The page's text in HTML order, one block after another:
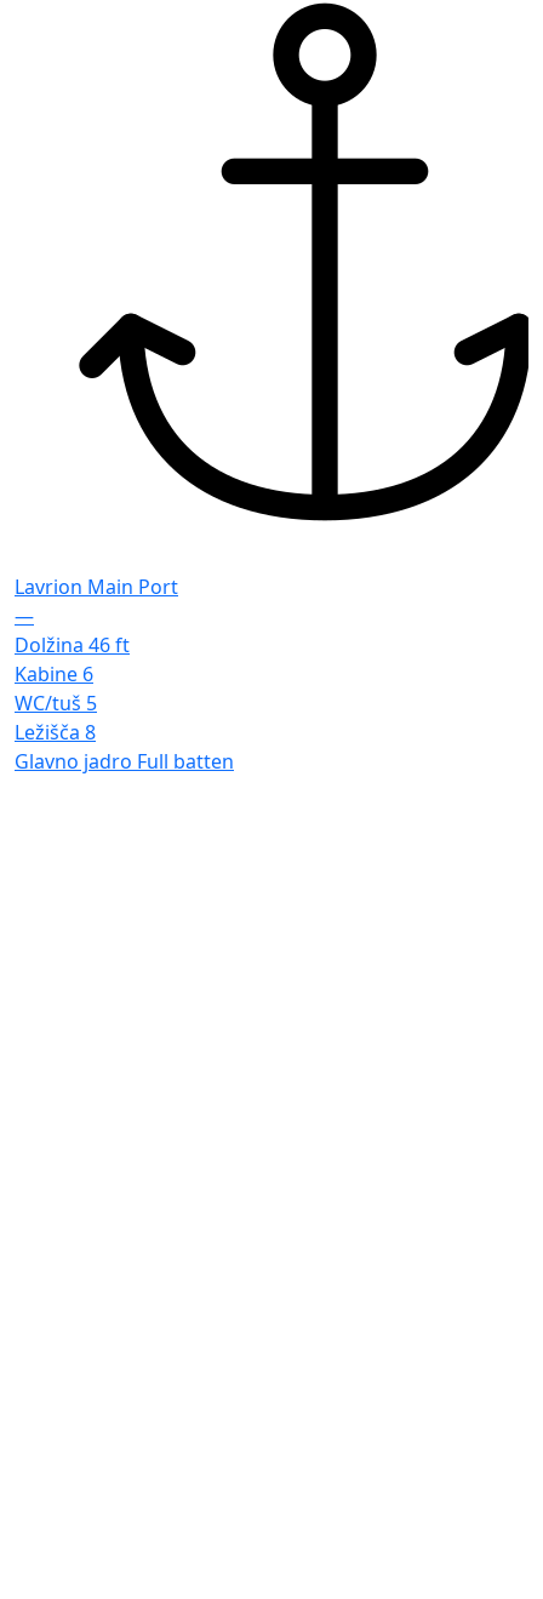
Lavrion Main Port
—
Dolžina 46 ft
Kabine 6
WC/tuš 5
Ležišča 8
Glavno jadro Full batten